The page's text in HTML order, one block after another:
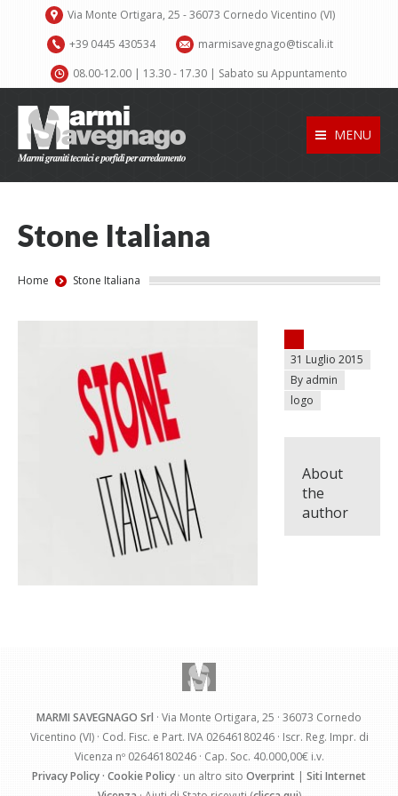
Via Monte Ortigara, 25 - 36073 Cornedo Vicentino (VI)
+39 0445 430534
marmisavegnago@tiscali.it
08.00-12.00 | 13.30 - 17.30 | Sabato su Appuntamento
MENU
Stone Italiana
You are here:
Home Stone Italiana
31 Luglio 2015
By admin
logo
About
the
author
MARMI SAVEGNAGO Srl · Via Monte Ortigara, 25 · 36073 Cornedo
Vicentino (VI) · Cod. Fisc. e Part. IVA 02646180246 · Iscr. Reg. Impr. di
Vicenza nº 02646180246 · Cap. Soc. 40.000,00€ i.v.
Privacy Policy· Cookie Policy · un altro sito Overprint | Siti Internet